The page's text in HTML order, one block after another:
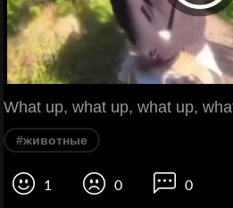
What up, what up, what up,
#животные
1 0 0